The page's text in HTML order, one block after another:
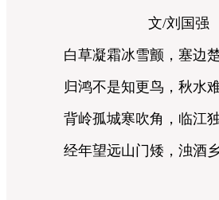
文/刘国强
白草凝霜冰雪颤，塞边
归鸿不是知更鸟，秋水
背岭孤城寒吹角，临江
经年望远山门矮，浊酒